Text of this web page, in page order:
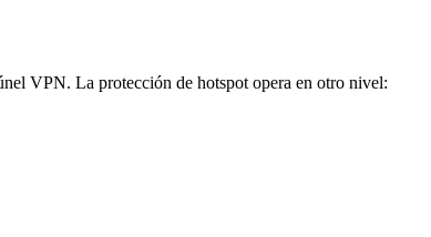
VPN. La protección de hotspot opera en otro nivel: